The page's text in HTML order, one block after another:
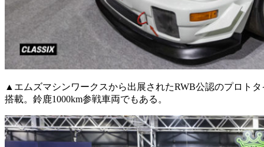
▲エムズマシンワークスから出展されたRWB公認のプロト
搭載。鈴鹿1000km参戦車両でもある。